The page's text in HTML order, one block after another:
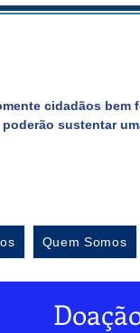
cidadãos bem
poderão sustentar
Quem Somos